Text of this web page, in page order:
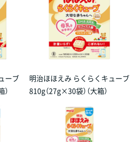
ーブ
明治ほほえみ らくらくキューブ
810g（27g×30袋）（大箱）